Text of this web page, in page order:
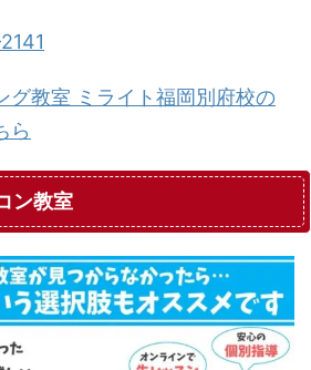
グ教室 ミライト福岡別府校の
ら
ン教室